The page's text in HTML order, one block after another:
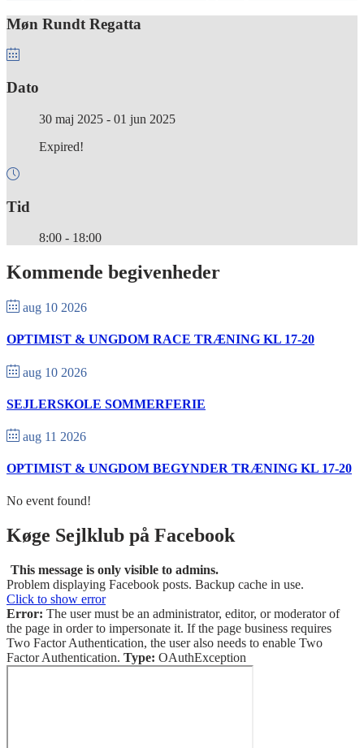
Møn Rundt Regatta
Dato
30 maj 2025 - 01 jun 2025
Expired!
Tid
8:00 - 18:00
Kommende begivenheder
aug 10 2026
OPTIMIST & UNGDOM RACE TRÆNING KL 17-20
aug 10 2026
SEJLERSKOLE SOMMERFERIE
aug 11 2026
OPTIMIST & UNGDOM BEGYNDER TRÆNING KL 17-20
No event found!
Køge Sejlklub på Facebook
This message is only visible to admins.
Problem displaying Facebook posts. Backup cache in use.
Click to show error
Error: The user must be an administrator, editor, or moderator of
the page in order to impersonate it. If the page business requires
Two Factor Authentication, the user also needs to enable Two
Factor Authentication. Type: OAuthException